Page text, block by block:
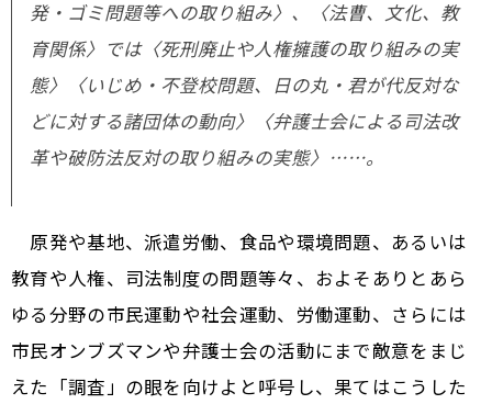
発・ゴミ問題等への取り組み〉、〈法曹、文化、教
育関係〉では〈死刑廃止や人権擁護の取り組みの実
態〉〈いじめ・不登校問題、日の丸・君が代反対な
どに対する諸団体の動向〉〈弁護士会による司法改
革や破防法反対の取り組みの実態〉……。
原発や基地、派遣労働、食品や環境問題、あるいは
教育や人権、司法制度の問題等々、およそありとあら
ゆる分野の市民運動や社会運動、労働運動、さらには
市民オンブズマンや弁護士会の活動にまで敵意をまじ
えた「調査」の眼を向けよと呼号し、果てはこうした